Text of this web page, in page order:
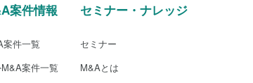
案件情報
案件一覧
案件一覧
セミナー・ナレッジ
セミナー
M&Aとは